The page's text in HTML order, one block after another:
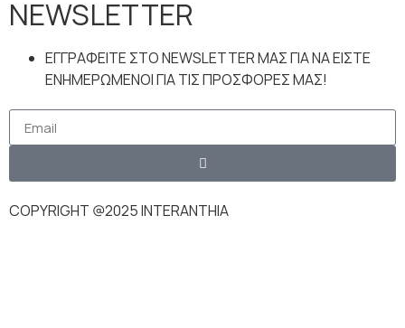
NEWSLETTER
ΕΓΓΡΑΦΕΙΤΕ ΣΤΟ NEWSLETTER ΜΑΣ ΓΙΑ ΝΑ ΕΙΣΤΕ
ΕΝΗΜΕΡΩΜΕΝΟΙ ΓΙΑ ΤΙΣ ΠΡΟΣΦΟΡΕΣ ΜΑΣ!
COPYRIGHT @2025 INTERANTHIA